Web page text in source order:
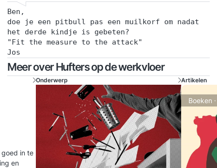
Ben,
doe je een pitbull pas een muilkorf om nadat
het derde kindje is gebeten?
"Fit the measure to the attack"
Jos
Meer over Hufters op de werkvloer
goed in te
en
Onderwerp Artikelen
Boeken